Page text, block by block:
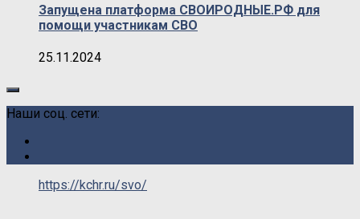
Запущена платформа СВОИРОДНЫЕ.РФ для
помощи участникам СВО
25.11.2024
Наши соц. сети:
https://kchr.ru/svo/